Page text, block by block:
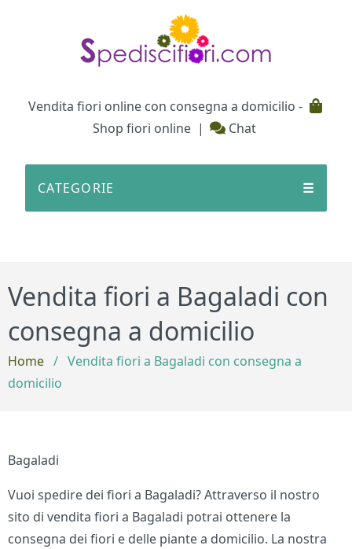
Vendita fiori online con consegna a domicilio -
Shop fiori online | Chat
CATEGORIE ☰
Vendita fiori a Bagaladi con
consegna a domicilio
Home / Vendita fiori a Bagaladi con consegna a
domicilio
Bagaladi
Vuoi spedire dei fiori a Bagaladi? Attraverso il nostro
sito di vendita fiori a Bagaladi potrai ottenere la
consegna dei fiori e delle piante a domicilio. La nostra